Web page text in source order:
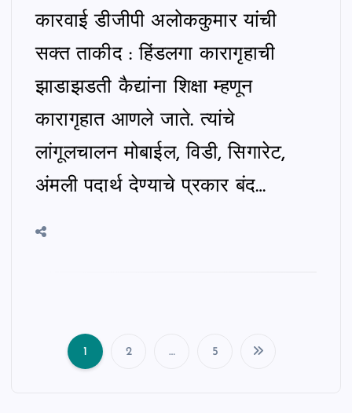
कारवाई डीजीपी अलोककुमार यांची
सक्त ताकीद : हिंडलगा कारागृहाची
झाडाझडती कैद्यांना शिक्षा म्हणून
कारागृहात आणले जाते. त्यांचे
लांगूलचालन मोबाईल, विडी, सिगारेट,
अंमली पदार्थ देण्याचे प्रकार बंद…
1 2 … 5